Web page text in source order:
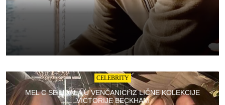
CELEBRITY
MEL C SE UDALA U VENČANICI IZ LIČNE KOLEKCIJE
VICTORIJE BECKHAM